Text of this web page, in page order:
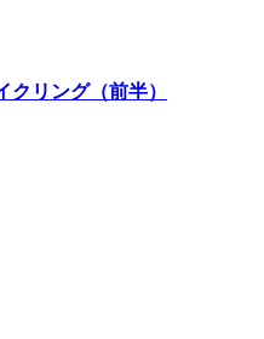
クリング（前半）